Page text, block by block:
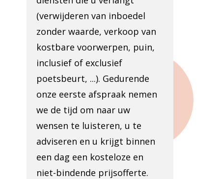
(verwijderen van inboedel
zonder waarde, verkoop van
kostbare voorwerpen, puin,
inclusief of exclusief
poetsbeurt, ...). Gedurende
onze eerste afspraak nemen
we de tijd om naar uw
wensen te luisteren, u te
adviseren en u krijgt binnen
een dag een kosteloze en
niet-bindende prijsofferte.